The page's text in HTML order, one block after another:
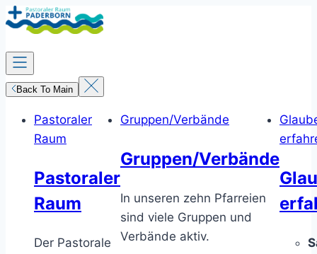
Zum
Inhalt
springen
Back To Main
Pastoraler
Raum
Pastoraler
Raum
Der Pastorale
Gruppen/Verbände
Gruppen/Verbände
In unseren zehn Pfarreien
sind viele Gruppen und
Verbände aktiv.